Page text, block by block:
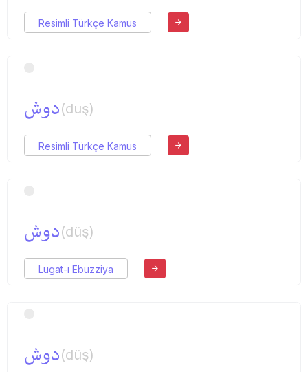
Resimli Türkçe Kamus
دوش(duş)
Resimli Türkçe Kamus
دوش(düş)
Lugat-ı Ebuzziya
دوش(düş)